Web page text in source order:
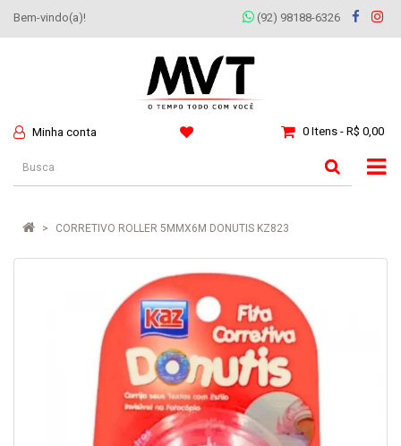
Bem-vindo(a)! (92) 98188-6326
Minha conta 0 Itens - R$ 0,00
CORRETIVO ROLLER 5MMX6M DONUTIS KZ823